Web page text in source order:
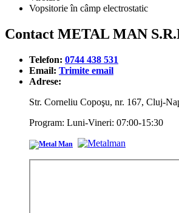
Vopsitorie în câmp electrostatic
Contact METAL MAN
Telefon: 0744 438 531
Email: Trimite email
Adrese:
Str. Corneliu Copoşu, nr. 167, Cluj-
Program: Luni-Vineri: 07:00-15:30